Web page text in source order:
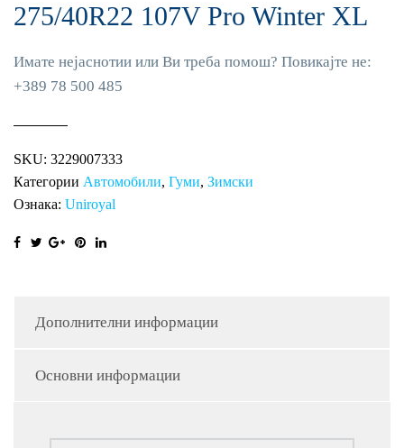
275/40R22 107V Pro Winter XL
Имате нејаснотии или Ви треба помош? Повикајте не:
+389 78 500 485
SKU: 3229007333
Категории Автомобили, Гуми, Зимски
Ознака: Uniroyal
Дополнителни информации
Основни информации